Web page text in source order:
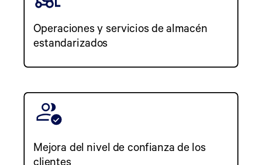
Operaciones y servicios de almacén
estandarizados
Mejora del nivel de confianza de los
clientes